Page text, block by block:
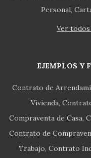
Personal
Ver
EJEMPLOS Y
Contrato de
Vivienda
Compraventa de Casa
Contrato de
Trabajo Contrato